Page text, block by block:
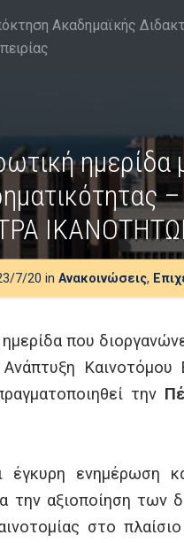
Ακαδημαϊκής
ημερίδα
7/20 in Ανακοινώσεις,
που
Καινοτόμου
την
ενημέρωση
την αξιοποίηση των
στο